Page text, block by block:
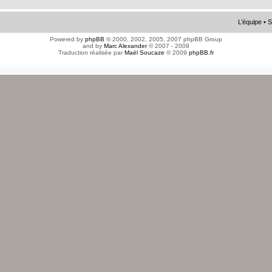
L’équipe •
Powered by phpBB © 2000, 2002, 2005, 2007 phpBB Group
and by Marc Alexander© 2007 - 2009
Traduction réalisée parMaël Soucaze © 2009 phpBB.fr